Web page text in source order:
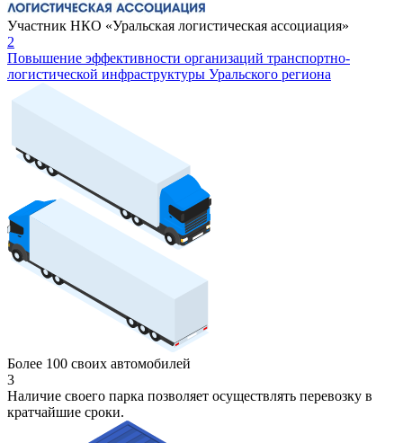
Участник НКО «Уральская логистическая ассоциация»
2
Повышение эффективности организаций транспортно-
логистической инфраструктуры Уральского региона
Более 100 своих автомобилей
3
Наличие своего парка позволяет осуществлять перевозку в
кратчайшие сроки.